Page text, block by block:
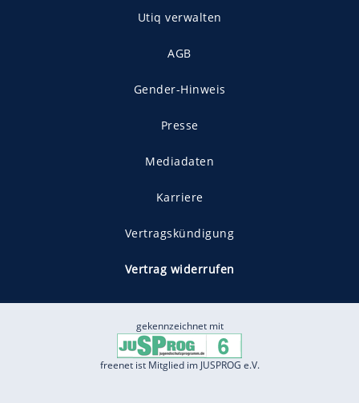
Utiq verwalten
AGB
Gender-Hinweis
Presse
Mediadaten
Karriere
Vertragskündigung
Vertrag widerrufen
gekennzeichnet mit
freenet ist Mitglied im JUSPROG e.V.